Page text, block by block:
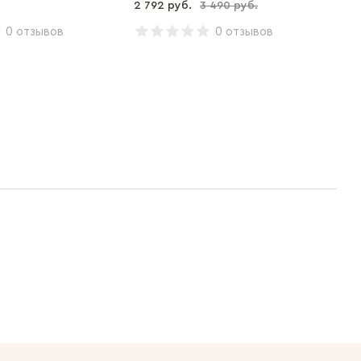
0 отзывов
2 792 руб. 3 490 руб.
0 отзывов